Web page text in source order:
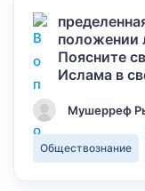
положении
Поясните
Ислама в
Мушерреф
Обществознание